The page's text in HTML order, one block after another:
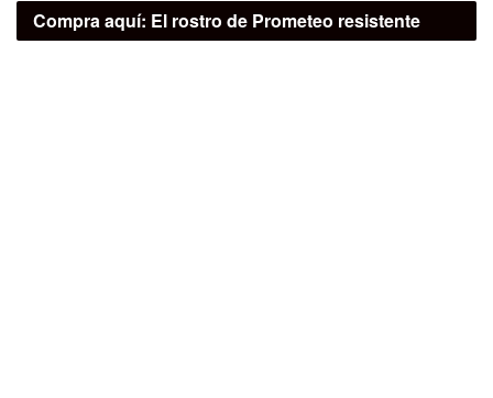
Compra aquí: El rostro de Prometeo resistente